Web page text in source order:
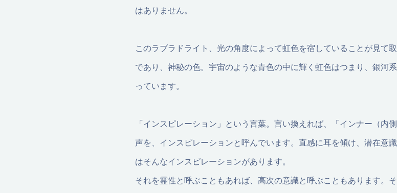
はありません。
このラブラドライト、光の角度によって虹色を宿していることが見て
であり、神秘の色。宇宙のような青色の中に輝く虹色はつまり、銀河
っています。
「インスピレーション」という言葉。言い換えれば、「インナー（内
声を、インスピレーションと呼んでいます。直感に耳を傾け、潜在意
はそんなインスピレーションがあります。
それを霊性と呼ぶこともあれば、高次の意識と呼ぶこともあります。